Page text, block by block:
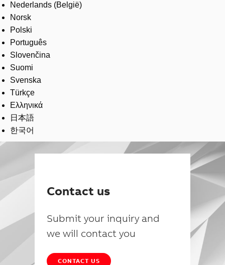
Nederlands (België)
Norsk
Polski
Português
Slovenčina
Suomi
Svenska
Türkçe
Ελληνικά
日本語
한국어
Contact us
Submit your inquiry and
we will contact you
CONTACT US